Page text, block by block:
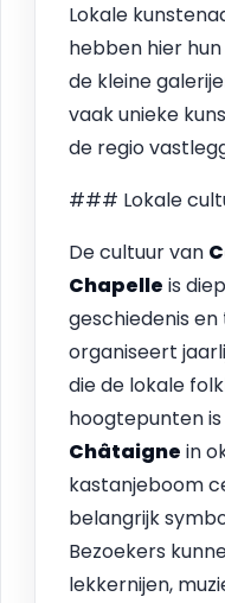
Lokale
hebben hier
de kleine
vaak unieke
de regio
### Lokale
De cultuur van
Chapelle is
geschiedenis
organiseert
die de lokale
hoogtepunten
Châtaigne in
kastanjeboom
belangrijk
Bezoekers
lekkernijen,